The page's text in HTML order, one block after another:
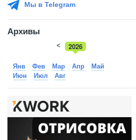
Мы в Telegram
Архивы
2026
<
Янв Фев Мар Апр
Май
Июн
Июл Авг